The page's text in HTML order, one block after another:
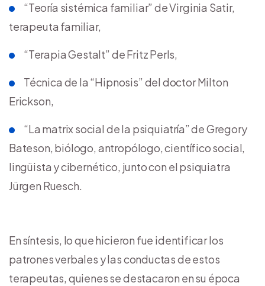
“Teoría sistémica familiar” de Virginia Satir,
terapeuta familiar,
“Terapia Gestalt” de Fritz Perls,
Técnica de la “Hipnosis” del doctor Milton
Erickson,
“La matrix social de la psiquiatría” de Gregory
Bateson, biólogo, antropólogo, científico social,
lingüista y cibernético, junto con el psiquiatra
Jürgen Ruesch.
En síntesis, lo que hicieron fue identificar los
patrones verbales y las conductas de estos
terapeutas, quienes se destacaron en su época